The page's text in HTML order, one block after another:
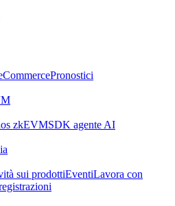
Pronostici
zkEVMSDK agente AI
sui prodottiEventiLavora con